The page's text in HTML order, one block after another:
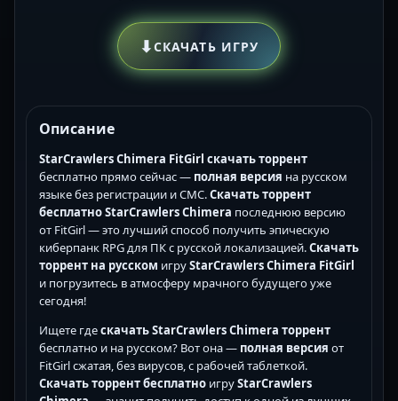
⬇СКАЧАТЬ ИГРУ
Описание
StarCrawlers Chimera FitGirl скачать торрент
бесплатно прямо сейчас — полная версия на русском
языке без регистрации и СМС.Скачать торрент
бесплатноStarCrawlers Chimera последнюю версию
от FitGirl — это лучший способ получить эпическую
киберпанк RPG для ПК с русской локализацией.Скачать
торрент на русском игруStarCrawlers Chimera FitGirl
и погрузитесь в атмосферу мрачного будущего уже
сегодня!
Ищете гдескачать StarCrawlers Chimera торрент
бесплатно и на русском? Вот она — полная версия от
FitGirl сжатая, без вирусов, с рабочей таблеткой.
Скачать торрент бесплатно игруStarCrawlers